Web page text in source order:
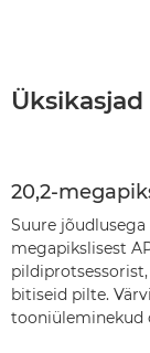
Üksikasjad
20,2-
Suure
megapikslisest
bitiseid pilte.
tooniüleminekud